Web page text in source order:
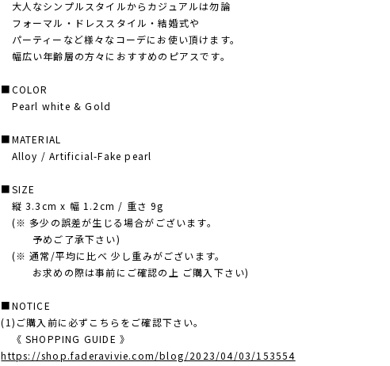
大人なシンプルスタイルからカジュアルは勿論
フォーマル・ドレススタイル・結婚式や
パーティーなど様々なコーデにお使い頂けます。
幅広い年齢層の方々におすすめのピアスです。
■COLOR
Pearl white & Gold
■MATERIAL
Alloy / Artificial-Fake pearl
■SIZE
縦 3.3cm x 幅 1.2cm / 重さ 9g
(※ 多少の誤差が生じる場合がございます。
予めご了承下さい)
(※ 通常/平均に比べ 少し重みがございます。
お求めの際は事前にご確認の上 ご購入下さい)
■NOTICE
(1)ご購入前に必ずこちらをご確認下さい。
《 SHOPPING GUIDE 》
https://shop.faderavivie.com/blog/2023/04/03/153554